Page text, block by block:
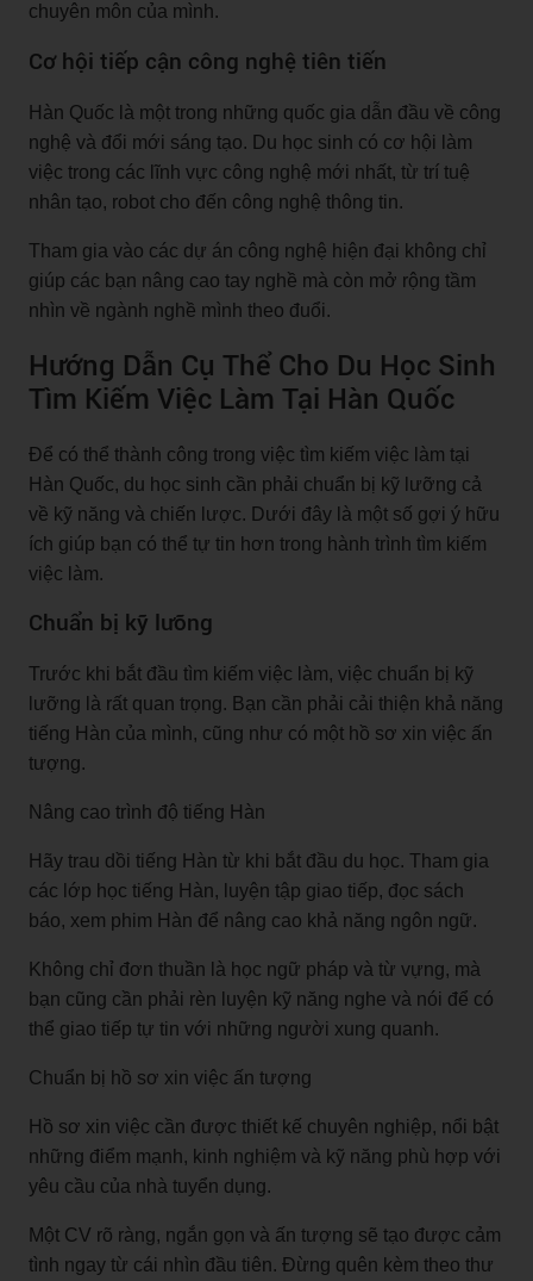
chuyên môn của mình.
Cơ hội tiếp cận công nghệ tiên tiến
Hàn Quốc là một trong những quốc gia dẫn đầu về công
nghệ và đổi mới sáng tạo. Du học sinh có cơ hội làm
việc trong các lĩnh vực công nghệ mới nhất, từ trí tuệ
nhân tạo, robot cho đến công nghệ thông tin.
Tham gia vào các dự án công nghệ hiện đại không chỉ
giúp các bạn nâng cao tay nghề mà còn mở rộng tầm
nhìn về ngành nghề mình theo đuổi.
Hướng Dẫn Cụ Thể Cho Du Học Sinh
Tìm Kiếm Việc Làm Tại Hàn Quốc
Để có thể thành công trong việc tìm kiếm việc làm tại
Hàn Quốc, du học sinh cần phải chuẩn bị kỹ lưỡng cả
về kỹ năng và chiến lược. Dưới đây là một số gợi ý hữu
ích giúp bạn có thể tự tin hơn trong hành trình tìm kiếm
việc làm.
Chuẩn bị kỹ lưỡng
Trước khi bắt đầu tìm kiếm việc làm, việc chuẩn bị kỹ
lưỡng là rất quan trọng. Bạn cần phải cải thiện khả năng
tiếng Hàn của mình, cũng như có một hồ sơ xin việc ấn
tượng.
Nâng cao trình độ tiếng Hàn
Hãy trau dồi tiếng Hàn từ khi bắt đầu du học. Tham gia
các lớp học tiếng Hàn, luyện tập giao tiếp, đọc sách
báo, xem phim Hàn để nâng cao khả năng ngôn ngữ.
Không chỉ đơn thuần là học ngữ pháp và từ vựng, mà
bạn cũng cần phải rèn luyện kỹ năng nghe và nói để có
thể giao tiếp tự tin với những người xung quanh.
Chuẩn bị hồ sơ xin việc ấn tượng
Hồ sơ xin việc cần được thiết kế chuyên nghiệp, nổi bật
những điểm mạnh, kinh nghiệm và kỹ năng phù hợp với
yêu cầu của nhà tuyển dụng.
Một CV rõ ràng, ngắn gọn và ấn tượng sẽ tạo được cảm
tình ngay từ cái nhìn đầu tiên. Đừng quên kèm theo thư